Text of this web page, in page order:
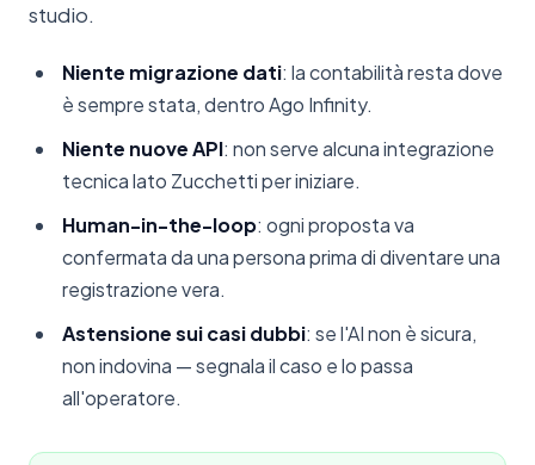
studio.
Niente migrazione dati: la contabilità resta dove
è sempre stata, dentro Ago Infinity.
Niente nuove API: non serve alcuna integrazione
tecnica lato Zucchetti per iniziare.
Human-in-the-loop: ogni proposta va
confermata da una persona prima di diventare una
registrazione vera.
Astensione sui casi dubbi: se l'AI non è sicura,
non indovina — segnala il caso e lo passa
all'operatore.